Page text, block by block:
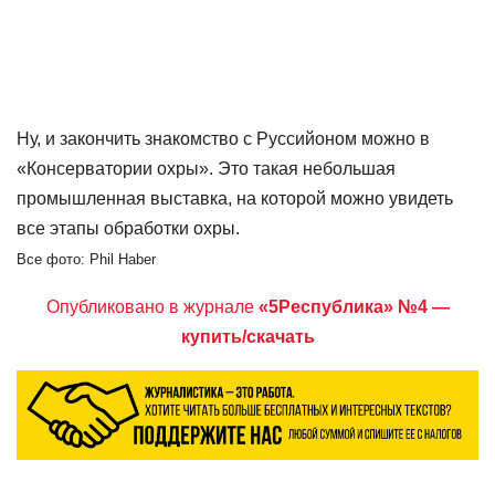
Ну, и закончить знакомство с Руссийоном можно в
«Консерватории охры». Это такая небольшая
промышленная выставка, на которой можно увидеть
все этапы обработки охры.
Все фото: Phil Haber
Опубликовано в журнале «5Республика» №4 —
купить/скачать